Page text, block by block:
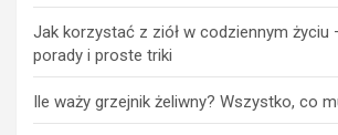
Jak korzystać z ziół w codziennym życiu
porady i proste triki
Ile waży grzejnik żeliwny? Wszystko, co